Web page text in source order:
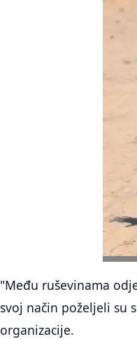
"Među ruševinama
svoj način poželjeli su
organizacije.